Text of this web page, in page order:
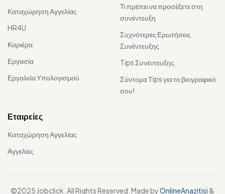
Καταχώρηση Αγγελίας
HR4U
Καριέρα
Εργασία
Εργαλεία Υπολογισμού
Τι πρέπει να προσέξετε στη
συνέντευξη
Συχνότερες Ερωτήσεις
Συνέντευξης
Tips Συνέντευξης
Σύντομα Τips για το βιογραφικό
σου!
Εταιρείες
Καταχώρηση Αγγελίας
Αγγελίες
©2025 Jobclick. All Rights Reserved. Made byOnlineAnazitisi &